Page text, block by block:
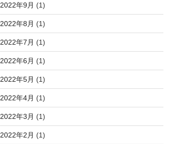
2022年9月 (1)
2022年8月 (1)
2022年7月 (1)
2022年6月 (1)
2022年5月 (1)
2022年4月 (1)
2022年3月 (1)
2022年2月 (1)